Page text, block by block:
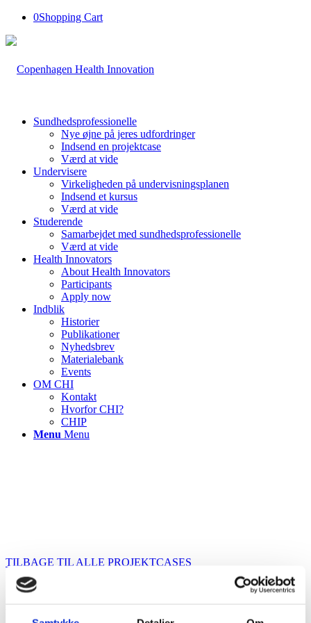
0Shopping Cart
Sundhedsprofessionelle
Nye øjne på jeres udfordringer
Indsend en projektcase
Værd at vide
Undervisere
Virkeligheden på undervisningsplanen
Indsend et kursus
Værd at vide
Studerende
Samarbejdet med sundhedsprofessionelle
Værd at vide
Health Innovators
About Health Innovators
Participants
Apply now
Indblik
Historier
Publikationer
Nyhedsbrev
Materialebank
Events
OM CHI
Kontakt
Hvorfor CHI?
CHIP
Menu Menu
TILBAGE TIL ALLE PROJEKTCASES